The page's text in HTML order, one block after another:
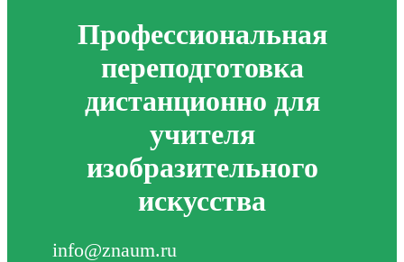
Профессиональная
переподготовка
дистанционно для
учителя
изобразительного
искусства
info@znaum.ru